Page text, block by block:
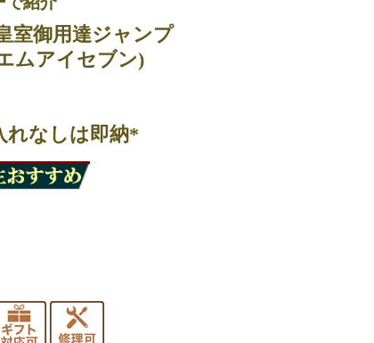
御用達ジャンプ
ムアイセブン)
れなしは即納*